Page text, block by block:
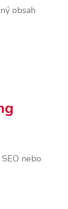
obsah
nebo